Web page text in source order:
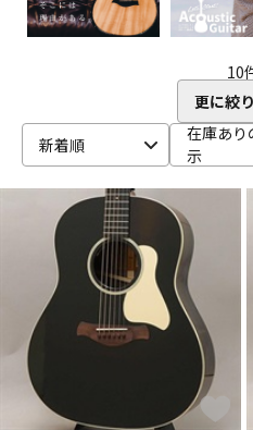
配信/ライブ機器
中古
10
更に絞
新着順
在庫あり
示